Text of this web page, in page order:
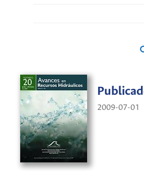
2009-07-01